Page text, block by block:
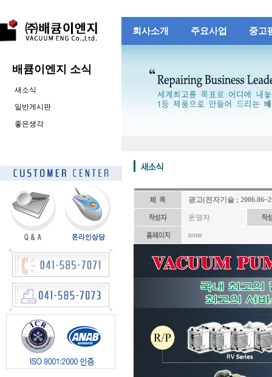
회사소개 주요사업 중고
배큠이엔지 소식
새소식
일반게시판
좋은생각
광고(전자기술 ;
운영자
none